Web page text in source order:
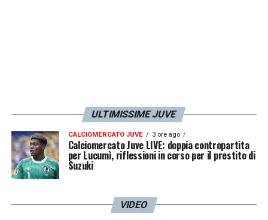
ULTIMISSIME JUVE
CALCIOMERCATO JUVE 3 ore ago
Calciomercato Juve LIVE: doppia contropartita
per Lucumì, riflessioni in corso per il prestito di
Suzuki
VIDEO